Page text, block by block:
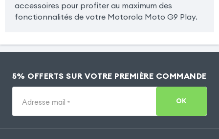
accessoires pour profiter au maximum des
fonctionnalités de votre Motorola Moto G9 Play.
5% OFFERTS SUR VOTRE PREMIÈRE COMMANDE
Adresse mail * OK